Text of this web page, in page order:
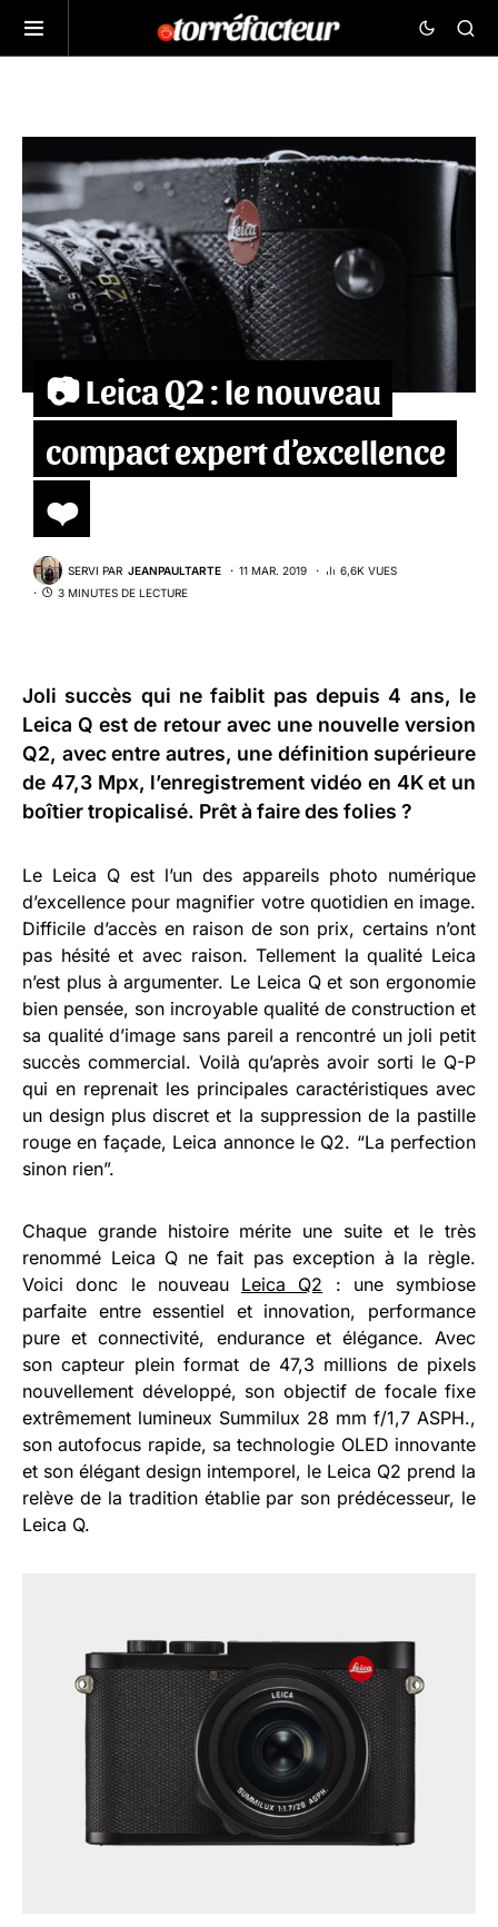
📷 Leica Q2 : le nouveau
compact expert d’excellence
❤️
SERVI PAR JEANPAULTARTE 11 MAR. 2019
6,6K VUES
3 MINUTES DE LECTURE
Joli succès qui ne faiblit pas depuis 4 ans, le
Leica Q est de retour avec une nouvelle version
Q2, avec entre autres, une définition supérieure
de 47,3 Mpx, l’enregistrement vidéo en 4K et un
boîtier tropicalisé. Prêt à faire des folies ?
Le Leica Q est l’un des appareils photo numérique
d’excellence pour magnifier votre quotidien en image.
Difficile d’accès en raison de son prix, certains n’ont
pas hésité et avec raison. Tellement la qualité Leica
n’est plus à argumenter. Le Leica Q et son ergonomie
bien pensée, son incroyable qualité de construction et
sa qualité d’image sans pareil a rencontré un joli petit
succès commercial. Voilà qu’après avoir sorti le Q-P
qui en reprenait les principales caractéristiques avec
un design plus discret et la suppression de la pastille
rouge en façade, Leica annonce le Q2. “La perfection
sinon rien”.
Chaque grande histoire mérite une suite et le très
renommé Leica Q ne fait pas exception à la règle.
Voici donc le nouveau Leica Q2 : une symbiose
parfaite entre essentiel et innovation, performance
pure et connectivité, endurance et élégance. Avec
son capteur plein format de 47,3 millions de pixels
nouvellement développé, son objectif de focale fixe
extrêmement lumineux Summilux 28 mm f/1,7 ASPH.,
son autofocus rapide, sa technologie OLED innovante
et son élégant design intemporel, le Leica Q2 prend la
relève de la tradition établie par son prédécesseur, le
Leica Q.